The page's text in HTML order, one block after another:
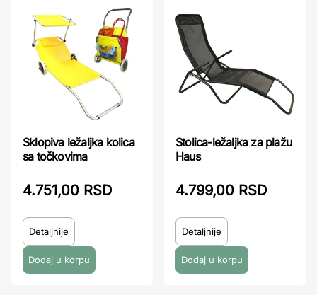
Sklopiva ležaljka kolica
sa točkovima
4.751,00 RSD
Detaljnije
Stolica-ležaljka za plažu
Haus
4.799,00 RSD
Detaljnije